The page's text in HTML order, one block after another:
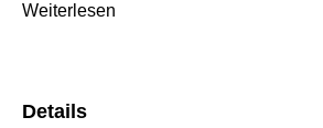
Weiterlesen
Details